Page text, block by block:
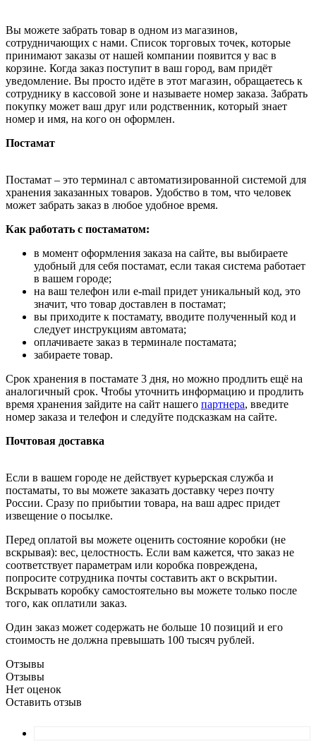
Вы можете забрать товар в одном из магазинов,
сотрудничающих с нами. Список торговых точек, которые
принимают заказы от нашей компании появится у вас в
корзине. Когда заказ поступит в ваш город, вам придёт
уведомление. Вы просто идёте в этот магазин, обращаетесь к
сотруднику в кассовой зоне и называете номер заказа. Забрать
покупку может ваш друг или родственник, который знает
номер и имя, на кого он оформлен.
Постамат
Постамат – это терминал с автоматизированной системой для
хранения заказанных товаров. Удобство в том, что человек
может забрать заказ в любое удобное время.
Как работать с постаматом:
в момент оформления заказа на сайте, вы выбираете
удобный для себя постамат, если такая система работает
в вашем городе;
на ваш телефон или e-mail придет уникальный код, это
значит, что товар доставлен в постамат;
вы приходите к постамату, вводите полученный код и
следует инструкциям автомата;
оплачиваете заказ в терминале постамата;
забираете товар.
Срок хранения в постамате 3 дня, но можно продлить ещё на
аналогичный срок. Чтобы уточнить информацию и продлить
время хранения зайдите на сайт нашего партнера, введите
номер заказа и телефон и следуйте подсказкам на сайте.
Почтовая доставка
Если в вашем городе не действует курьерская служба и
постаматы, то вы можете заказать доставку через почту
России. Сразу по прибытии товара, на ваш адрес придет
извещение о посылке.
Перед оплатой вы можете оценить состояние коробки (не
вскрывая): вес, целостность. Если вам кажется, что заказ не
соответствует параметрам или коробка повреждена,
попросите сотрудника почты составить акт о вскрытии.
Вскрывать коробку самостоятельно вы можете только после
того, как оплатили заказ.
Один заказ может содержать не больше 10 позиций и его
стоимость не должна превышать 100 тысяч рублей.
Отзывы
Отзывы
Нет оценок
Оставить отзыв